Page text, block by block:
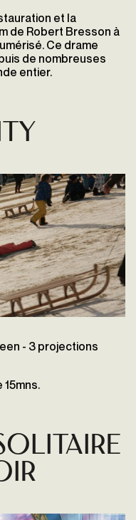
et la
de Robert Bresson à
Ce drame
de nombreuses
entier.
- 3 projections